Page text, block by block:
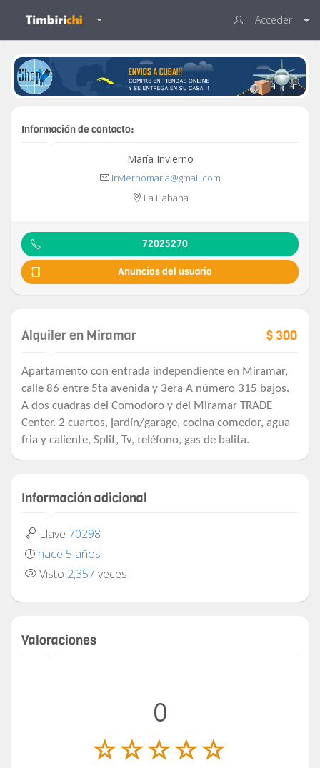
Acceder
Información de contacto:
María Invierno
inviernomaria@gmail.com
La Habana
72025270
Anuncios del usuario
Alquiler en Miramar $ 300
Apartamento con entrada independiente en Miramar,
calle 86 entre 5ta avenida y 3era A número 315 bajos.
A dos cuadras del Comodoro y del Miramar TRADE
Center. 2 cuartos, jardín/garage, cocina comedor, agua
fria y caliente, Split, Tv, teléfono, gas de balita.
Información adicional
Llave 70298
hace 5 años
Visto 2,357 veces
Valoraciones
0